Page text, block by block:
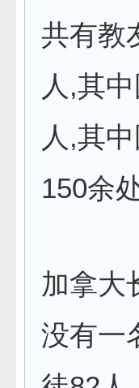
共有教
人,其
人,其
150余
加拿大
没有一